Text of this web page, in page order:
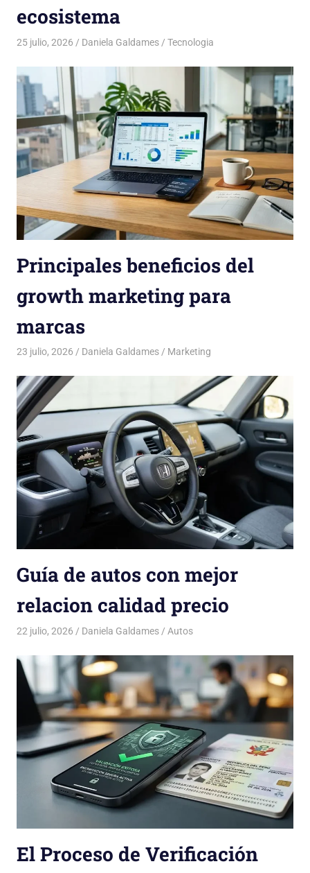
ecosistema
25 julio, 2026 Daniela Galdames Tecnologia
Principales beneficios del
growth marketing para
marcas
23 julio, 2026 Daniela Galdames Marketing
Guía de autos con mejor
relacion calidad precio
22 julio, 2026 Daniela Galdames Autos
El Proceso de Verificación